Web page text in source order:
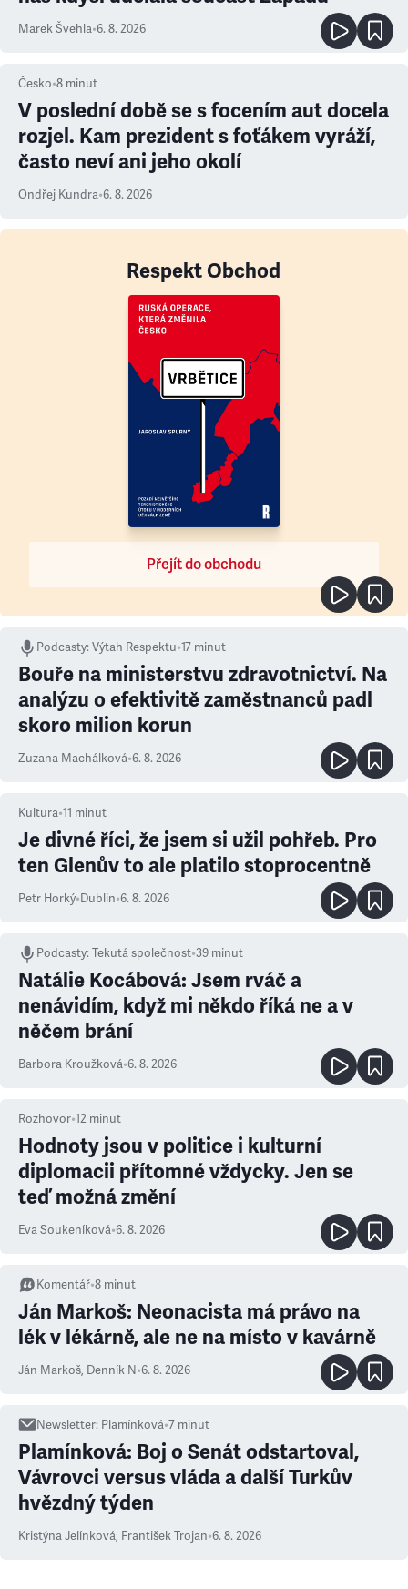
Marek Švehla•6. 8. 2026
Česko•8 minut
V poslední době se s focením aut docela
rozjel. Kam prezident s foťákem vyráží,
často neví ani jeho okolí
Ondřej Kundra•6. 8. 2026
Respekt Obchod
Přejít do obchodu
Podcasty:Výtah Respektu•17 minut
Bouře na ministerstvu zdravotnictví. Na
analýzu o efektivitě zaměstnanců padl
skoro milion korun
Zuzana Machálková•6. 8. 2026
Kultura•11 minut
Je divné říci, že jsem si užil pohřeb. Pro
ten Glenův to ale platilo stoprocentně
Petr Horký•Dublin•6. 8. 2026
Podcasty:Tekutá společnost•39 minut
Natálie Kocábová: Jsem rváč a
nenávidím, když mi někdo říká ne a v
něčem brání
Barbora Kroužková•6. 8. 2026
Rozhovor•12 minut
Hodnoty jsou v politice i kulturní
diplomacii přítomné vždycky. Jen se
teď možná změní
Eva Soukeníková•6. 8. 2026
Komentář•8 minut
Ján Markoš: Neonacista má právo na
lék v lékárně, ale ne na místo v kavárně
Ján Markoš, Denník N•6. 8. 2026
Newsletter: Plamínková•7 minut
Plamínková: Boj o Senát odstartoval,
Vávrovci versus vláda a další Turkův
hvězdný týden
Kristýna Jelínková, František Trojan•6. 8. 2026